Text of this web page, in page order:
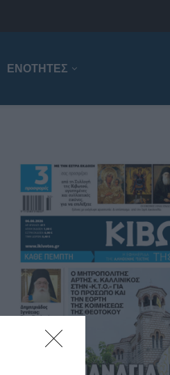
ΕΝΟΤΗΤΕΣ